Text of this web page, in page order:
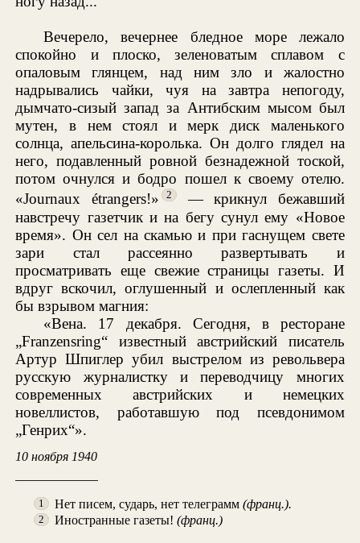
Вечерело, вечернее бледное море лежало
спокойно и плоско, зеленоватым сплавом с
опаловым глянцем, над ним зло и жалостно
надрывались чайки, чуя на завтра непогоду,
дымчато-сизый запад за Антибским мысом был
мутен, в нем стоял и мерк диск маленького
солнца, апельсина-королька. Он долго глядел на
него, подавленный ровной безнадежной тоской,
потом очнулся и бодро пошел к своему отелю.
«Journaux étrangers!»
2
— крикнул бежавший
навстречу газетчик и на бегу сунул ему «Новое
время». Он сел на скамью и при гаснущем свете
зари стал рассеянно развертывать и
просматривать еще свежие страницы газеты. И
вдруг вскочил, оглушенный и ослепленный как
бы взрывом магния:
«Вена. 17 декабря. Сегодня, в ресторане
„Franzensring“ известный австрийский писатель
Артур Шпиглер убил выстрелом из револьвера
русскую журналистку и переводчицу многих
современных австрийских и немецких
новеллистов, работавшую под псевдонимом
„Генрих“».
10 ноября 1940
1 Нет писем, сударь, нет телеграмм(франц.).
2 Иностранные газеты!(франц.)